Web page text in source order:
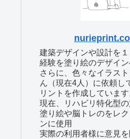
建築デザインや設計を
経験を塗り絵のデザイ
さらに、色々なイラス
ん（現在4人）に依頼し
リントを作成しています
現在、リハビリ特化型
塗り絵や脳トレのをレ
ンに使用
実際の利用者様に意見